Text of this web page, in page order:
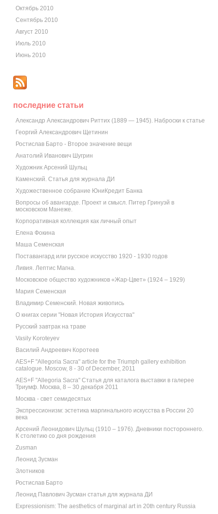
Октябрь 2010
Сентябрь 2010
Август 2010
Июль 2010
Июнь 2010
последние статьи
Александр Александрович Риттих (1889 — 1945). Наброски к статье
Георгий Александрович Щетинин
Ростислав Барто - Второе значение вещи
Анатолий Иванович Шугрин
Художник Арсений Шульц
Каменский. Статья для журнала ДИ
Художественное собрание ЮниКредит Банка
Вопросы об авангарде. Проект и смысл. Питер Гринуэй в
московском Манеже.
Корпоративная коллекция как личный опыт
Елена Фокина
Маша Семенская
Поставангард или русское искусство 1920 - 1930 годов
Ливия. Лептис Магна.
Московское общество художников «Жар-Цвет» (1924 – 1929)
Мария Семенская
Владимир Семенский. Новая живопись
О книгах серии "Новая История Искусства"
Русский завтрак на траве
Vasily Koroteyev
Василий Андреевич Коротеев
AES+F "Allegoria Sacra" article for the Triumph gallery exhibition
catalogue. Moscow, 8 - 30 of December, 2011
AES+F "Allegoria Sacra" Статья для каталога выставки в галерее
Триумф. Москва, 8 – 30 декабря 2011
Москва - свет семидесятых
Экспрессионизм: эстетика маргинального искусства в России 20
века
Арсений Леонидович Шульц (1910 – 1976). Дневники постороннего.
К столетию со дня рождения
Zusman
Леонид Зусман
Злотников
Ростислав Барто
Леонид Павлович Зусман статья для журнала ДИ
Expressionism: The aesthetics of marginal art in 20th century Russia